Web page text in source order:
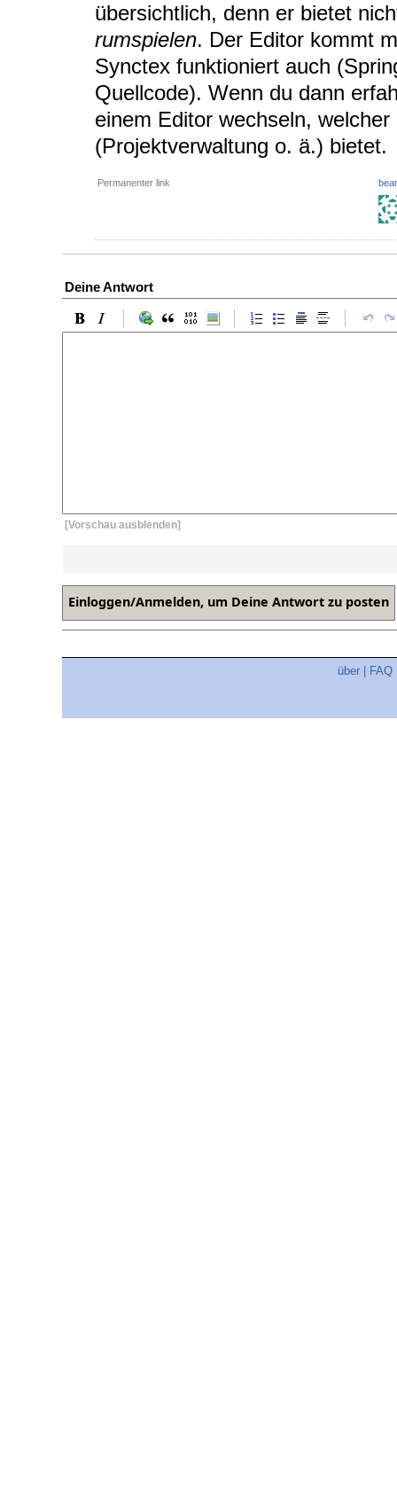
übersichtlich, denn er bietet
rumspielen. Der Editor kommt
Synctex funktioniert auch
Quellcode). Wenn du dann
einem Editor wechseln,
(Projektverwaltung o. ä.) bietet.
Permanenter link
Deine Antwort
[Vorschau ausblenden]
über FAQ